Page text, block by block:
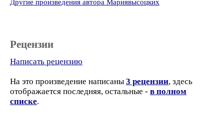
Другие произведения автора Мариявысоцких
Рецензии
Написать рецензию
На это произведение написаны 3 рецензии, здесь
отображается последняя, остальные - в полном
списке.